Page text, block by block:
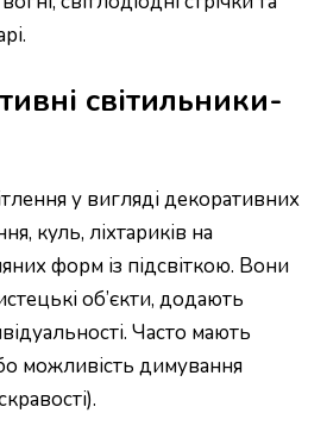
світильники-
у вигляді декоративних
куль, ліхтариків на
форм із підсвіткою. Вони
об’єкти, додають
Часто мають
можливість димування